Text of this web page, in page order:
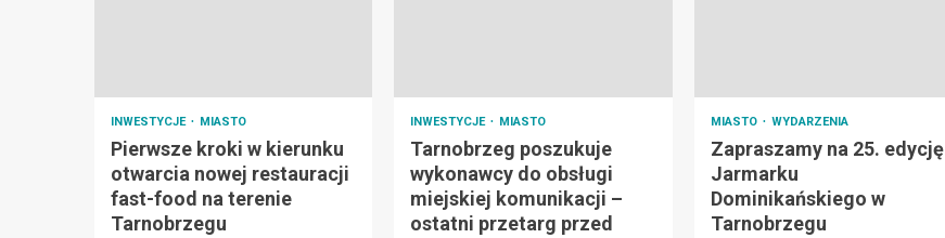
INWESTYCJE MIASTO
Pierwsze kroki w kierunku
otwarcia nowej restauracji
fast-food na terenie
Tarnobrzegu
INWESTYCJE MIASTO
Tarnobrzeg poszukuje
wykonawcy do obsługi
miejskiej komunikacji –
ostatni przetarg przed
MIASTO WYDARZENIA
Zapraszamy na 25. edycję
Jarmarku
Dominikańskiego w
Tarnobrzegu